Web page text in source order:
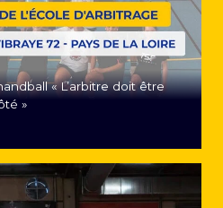
« L’arbitre doit être
»